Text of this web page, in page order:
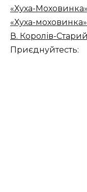
«Хуха-Моховинка»
«Хуха-
В. Королів-
Приєднуйтесть: